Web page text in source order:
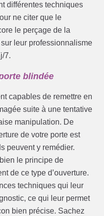
différentes techniques
ne citer que le
le perçage de la
leur professionnalisme
7.
blindée
capables de remettre en
suite à une tentative
manipulation. De
de votre porte est
peuvent y remédier.
le principe de
de ce type d’ouverture.
techniques qui leur
ce qui leur permet
bien précise. Sachez